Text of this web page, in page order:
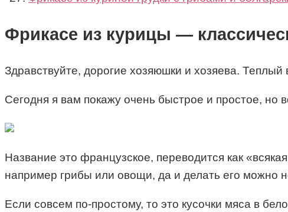
Фрикасе из курицы —
Здравствуйте, дорогие хозяюшки и хозяева. Теплый
Сегодня я вам покажу очень быстрое и простое,
Название это французское, переводится как
например грибы или овощи, да и делать его можно
Если совсем по-простому, то это кусочки мяса в